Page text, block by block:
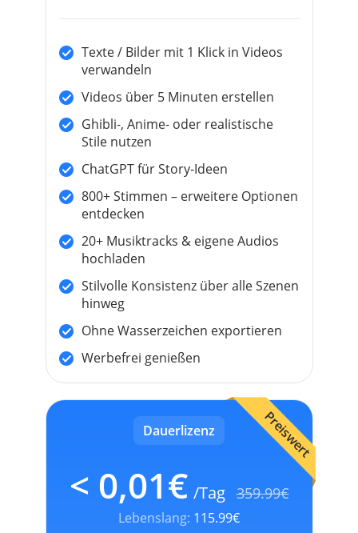
Texte / Bilder mit 1 Klick in Videos
verwandeln
Videos über 5 Minuten erstellen
Ghibli-, Anime- oder realistische
Stile nutzen
ChatGPT für Story-Ideen
800+ Stimmen – erweitere Optionen
entdecken
20+ Musiktracks & eigene Audios
hochladen
Stilvolle Konsistenz über alle Szenen
hinweg
Ohne Wasserzeichen exportieren
Werbefrei genießen
Preiswert
Dauerlizenz
< 0,01€ /Tag 359.99€
Lebenslang: 115.99€